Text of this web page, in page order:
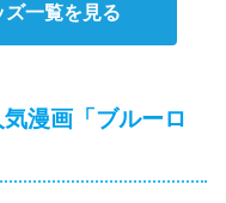
ズ一覧を見る
漫画「ブルーロ